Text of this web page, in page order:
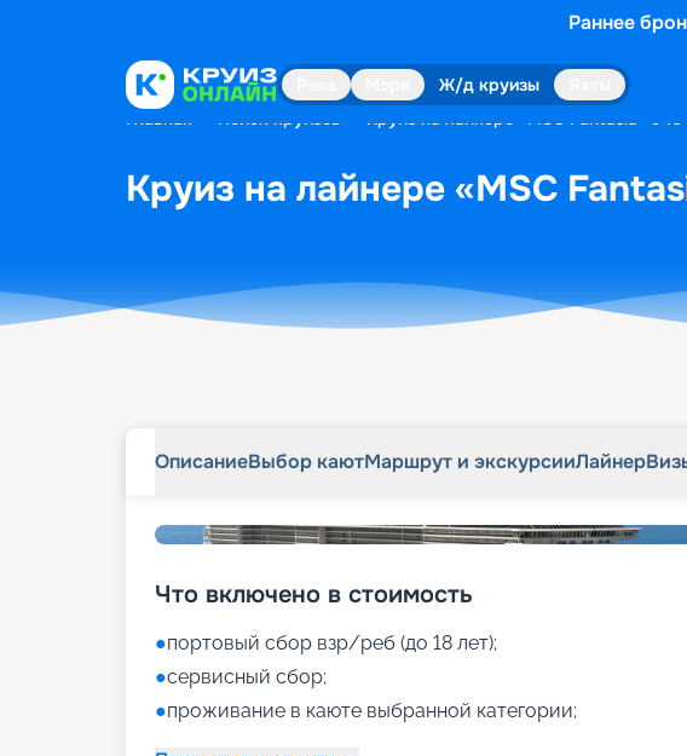
Раннее
Ж/д круизы
Главная Поиск круизов Круиз на лайнере «MSC Fantasia» с
Круиз на лайнере «MSC
ОписаниеВыбор каютМаршрут и экскурсииЛайнер
Что включено в стоимость
●портовый сбор взр/реб (до 18 лет);
●сервисный сбор;
●проживание в каюте выбранной категории;